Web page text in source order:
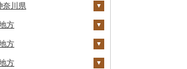
布町
居村
路市
前町
青森県（県庁）
三沢市
西目屋村
南三陸町
仙台市
大河原町
角田市
高畠町
山形市
三川町
大江町
葛尾村
三島町
桑折町
矢吹町
桜川市
石岡市
茨城県（県庁）
坂東市
安中市
川場村
昭和村
甘楽町
戸田市
毛呂山町
久喜市
ふじみ野市
袖ケ浦市
我孫子市
長柄町
芝山町
八王子市
日野市
昭島市
武蔵村山市
奈川県
南足柄市
松田町
大井町
方
潟県
十日町市
山県
方
重県
方